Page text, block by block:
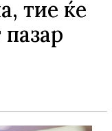
тие ќе